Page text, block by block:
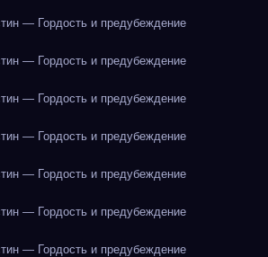
— Гордость и предубеждение
— Гордость и предубеждение
— Гордость и предубеждение
— Гордость и предубеждение
— Гордость и предубеждение
— Гордость и предубеждение
— Гордость и предубеждение